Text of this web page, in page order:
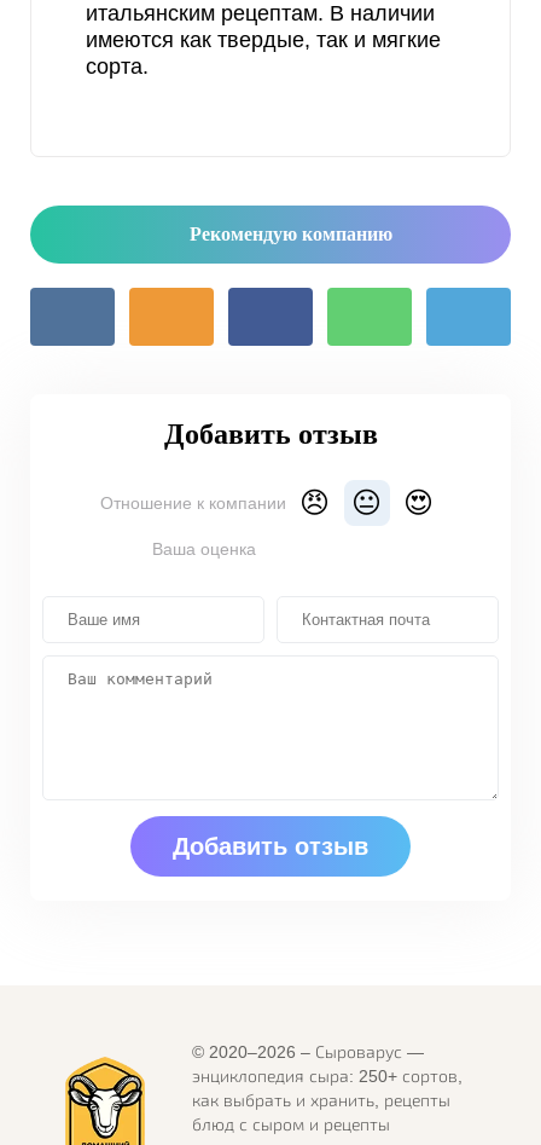
итальянским рецептам. В наличии
имеются как твердые, так и мягкие
сорта.
Рекомендую компанию
Добавить отзыв
Отношение к компании 😠 😐 😍
Ваша оценка
© 2020–2026 – Сыроварус —
энциклопедия сыра: 250+ сортов,
как выбрать и хранить, рецепты
блюд с сыром и рецепты